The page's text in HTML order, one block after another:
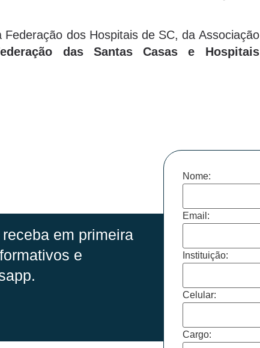
dos Hospitais de SC, da Associação
das Santas Casas e Hospitais
em primeira
e
Nome:
Email:
Instituição:
Celular:
Cargo: